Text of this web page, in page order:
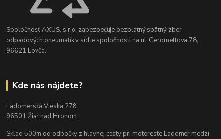
Spoločnosť AXUS, s.r.o. zabezpečuje bezplatný spätný zber
odpadových pneumatík v sídle spoločnosti na ul. Geromettova 78,
96621 Lovča.
Kde nás nájdete?
Ladomerská Vieska 278
96501 Žiar nad Hronom
Sklad 500m od odbočky z hlavnej cesty pri motoreste Ladomer medzi